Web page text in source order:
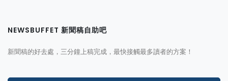
NEWSBUFFET 新聞稿自助吧
新聞稿的好去處，三分鐘上稿完成，最快接觸最多讀者的方案！